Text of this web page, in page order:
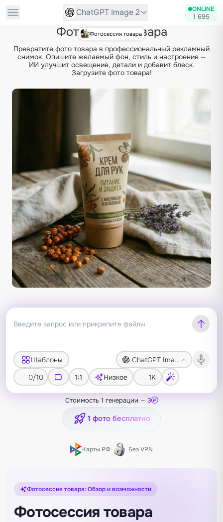
ChatGPT Image 2 ONLINE
1 695
Фотосессия товара
Фотосессия товара
Превратите фото товара в профессиональный рекламный
снимок. Опишите желаемый фон, стиль и настроение —
ИИ улучшит освещение, детали и добавит блеск.
Загрузите фото товара!
Шаблоны
ChatGPT Image 2
0/10
1:1 Низкое 1K
Стоимость 1 генерации — 3
1 фото бесплатно
Карты РФ Без VPN
Фотосессия товара: Обзор и возможности
Фотосессия товара